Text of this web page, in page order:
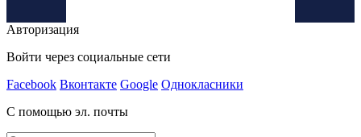
Авторизация
Войти через социальные сети
Facebook Вконтакте Google Однокласники
С помощью эл. почты